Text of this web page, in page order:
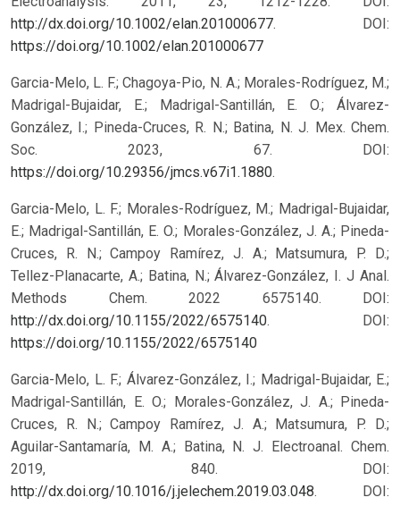
http://dx.doi.org/10.1002/elan.201000677.
DOI:
https://doi.org/10.1002/elan.201000677
Garcia-Melo, L. F.; Chagoya-Pio, N. A.; Morales-Rodríguez, M.;
Madrigal-Bujaidar, E.; Madrigal-Santillán, E. O.; Álvarez-
González, I.; Pineda-Cruces, R. N.; Batina, N. J. Mex. Chem.
Soc. 2023, 67. DOI:
https://doi.org/10.29356/jmcs.v67i1.1880.
Garcia-Melo, L. F.; Morales-Rodríguez, M.; Madrigal-Bujaidar,
E.; Madrigal-Santillán, E. O.; Morales-González, J. A.; Pineda-
Cruces, R. N.; Campoy Ramírez, J. A.; Matsumura, P. D.;
Tellez-Planacarte, A.; Batina, N.; Álvarez-González, I. J Anal.
Methods Chem. 2022 6575140. DOI:
http://dx.doi.org/10.1155/2022/6575140.
DOI:
https://doi.org/10.1155/2022/6575140
Garcia-Melo, L. F.; Álvarez-González, I.; Madrigal-Bujaidar, E.;
Madrigal-Santillán, E. O.; Morales-González, J. A.; Pineda-
Cruces, R. N.; Campoy Ramírez, J. A.; Matsumura, P. D.;
Aguilar-Santamaría, M. A.; Batina, N. J. Electroanal. Chem.
2019, 840. DOI:
http://dx.doi.org/10.1016/j.jelechem.2019.03.048.
DOI: